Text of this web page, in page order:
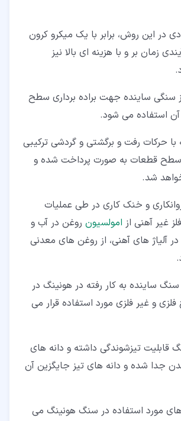
در این روش، برابر با یک میکرو کرون
زمان بر و با هزینه ای بالا نیز
سنگی ساینده جهت براده برداری سطح
استفاده می شود.
با حرکات رفت و برگشتی و گردشی ترکیبی
سطح قطعات به صورت پرداخت شده و
شد.
و خنک کاری در طی عملیات
غیر آهنی از امولسیون روغن در آب و
آلیاژ های آهنی، از روغن های معدنی
ساینده به کار رفته در هونینگ در
و غیر فلزی مورد استفاده قرار می
تیزشوندگی داشته و دانه های
جدا شده و دانه های تیز جایگزین آن
مورد استفاده در سنگ هونینگ می